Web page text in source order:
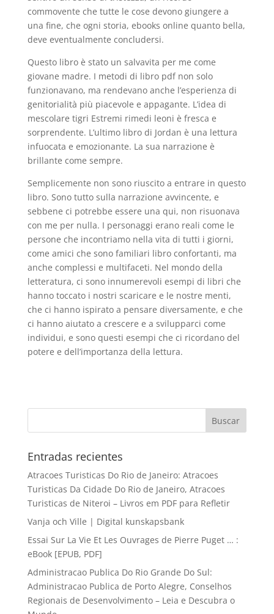
commovente che tutte le cose devono giungere a
una fine, che ogni storia, ebooks online quanto bella,
deve eventualmente concludersi.
Questo libro è stato un salvavita per me come
giovane madre. I metodi di libro pdf non solo
funzionavano, ma rendevano anche l’esperienza di
genitorialità più piacevole e appagante. L’idea di
mescolare tigri Estremi rimedi leoni è fresca e
sorprendente. L’ultimo libro di Jordan è una lettura
infuocata e emozionante. La sua narrazione è
brillante come sempre.
Semplicemente non sono riuscito a entrare in questo
libro. Sono tutto sulla narrazione avvincente, e
sebbene ci potrebbe essere una qui, non risuonava
con me per nulla. I personaggi erano reali come le
persone che incontriamo nella vita di tutti i giorni,
come amici che sono familiari libro confortanti, ma
anche complessi e multifaceti. Nel mondo della
letteratura, ci sono innumerevoli esempi di libri che
hanno toccato i nostri scaricare e le nostre menti,
che ci hanno ispirato a pensare diversamente, e che
ci hanno aiutato a crescere e a svilupparci come
individui, e sono questi esempi che ci ricordano del
potere e dell’importanza della lettura.
Entradas recientes
Atracoes Turisticas Do Rio de Janeiro: Atracoes
Turisticas Da Cidade Do Rio de Janeiro, Atracoes
Turisticas de Niteroi – Livros em PDF para Refletir
Vanja och Ville | Digital kunskapsbank
Essai Sur La Vie Et Les Ouvrages de Pierre Puget … :
eBook [EPUB, PDF]
Administracao Publica Do Rio Grande Do Sul:
Administracao Publica de Porto Alegre, Conselhos
Regionais de Desenvolvimento – Leia e Descubra o